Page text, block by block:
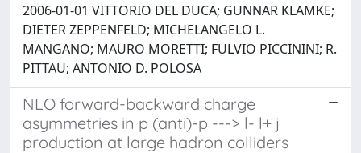
2006-01-01 VITTORIO DEL DUCA; GUNNAR KLAMKE;
DIETER ZEPPENFELD; MICHELANGELO L.
MANGANO; MAURO MORETTI; FULVIO PICCININI; R.
PITTAU; ANTONIO D. POLOSA
NLO forward-backward charge
asymmetries in p (anti)-p ---> l- l+ j
production at large hadron colliders